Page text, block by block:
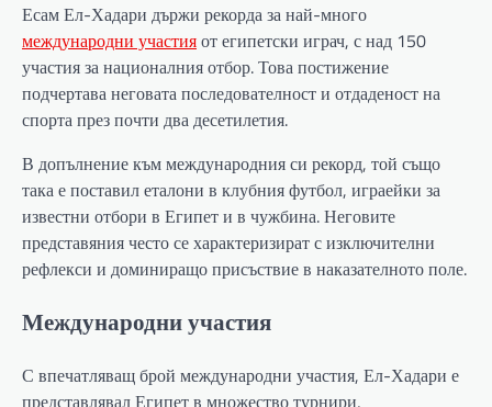
Есам Ел-Хадари държи рекорда за най-много
международни участияот египетски играч, с над 150
участия за националния отбор. Това постижение
подчертава неговата последователност и отдаденост на
спорта през почти два десетилетия.
В допълнение към международния си рекорд, той също
така е поставил еталони в клубния футбол, играейки за
известни отбори в Египет и в чужбина. Неговите
представяния често се характеризират с изключителни
рефлекси и доминиращо присъствие в наказателното поле.
Международни участия
С впечатляващ брой международни участия, Ел-Хадари е
представлявал Египет в множество турнири,